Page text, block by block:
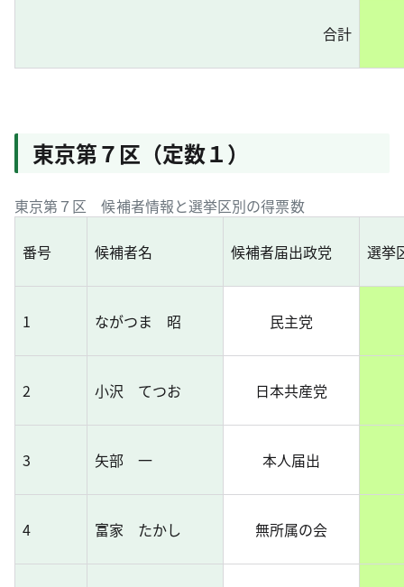
合計
東京第７区（定数１）
東京第７区 候補者情報と選挙区別の得票数
番号 候補者名 候補者届出政党 選挙
1 ながつま 昭 民主党
2 小沢 てつお 日本共産党
3 矢部 一 本人届出
4 富家 たかし 無所属の会